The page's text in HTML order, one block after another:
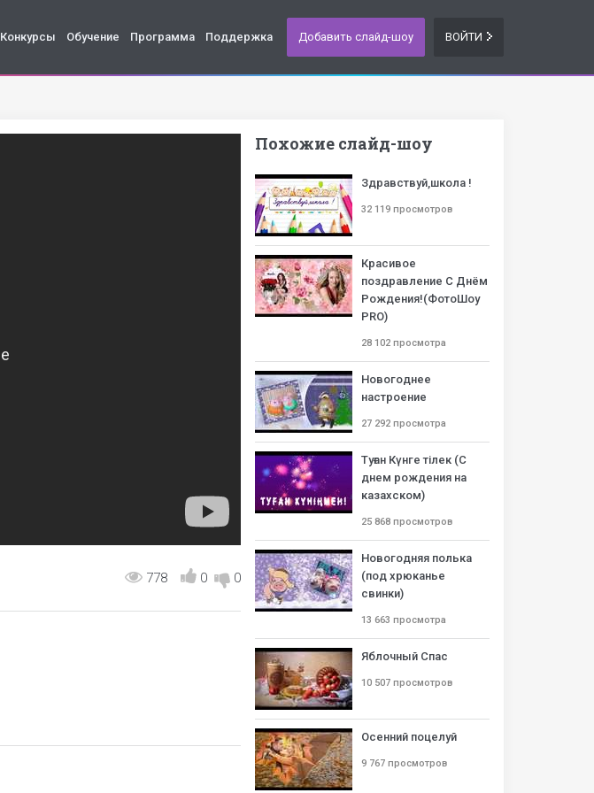
Конкурсы Обучение Программа Поддержка Добавить слайд-шоу ВОЙТИ
778 0 0
Похожие слайд-шоу
Здравствуй,школа !
32 119 просмотров
Красивое
поздравление С Днём
Рождения!(ФотоШоу
PRO)
28 102 просмотра
Новогоднее
настроение
27 292 просмотра
Туған Күнге тілек (С
днем рождения на
казахском)
25 868 просмотров
Новогодняя полька
(под хрюканье
свинки)
13 663 просмотра
Яблочный Спас
10 507 просмотров
Осенний поцелуй
9 767 просмотров